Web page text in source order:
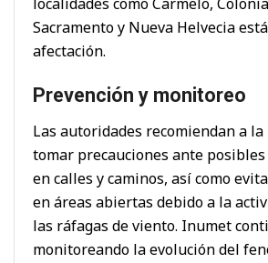
Sacramento y Nueva Helvecia
afectación.
Prevención y monitoreo
Las autoridades recomiendan a
tomar precauciones ante
en calles y caminos, así como
en áreas abiertas debido a la
las ráfagas de viento. Inumet
monitoreando la evolución del